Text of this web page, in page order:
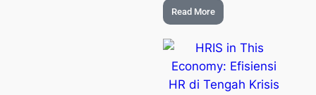
Read More